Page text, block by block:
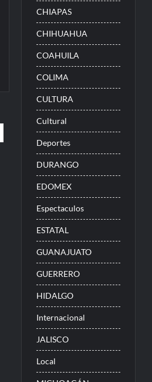
CHIAPAS
CHIHUAHUA
COAHUILA
COLIMA
CULTURA
Cultural
Deportes
DURANGO
EDOMEX
Espectaculos
ESTATAL
GUANAJUATO
GUERRERO
HIDALGO
Internacional
JALISCO
Local